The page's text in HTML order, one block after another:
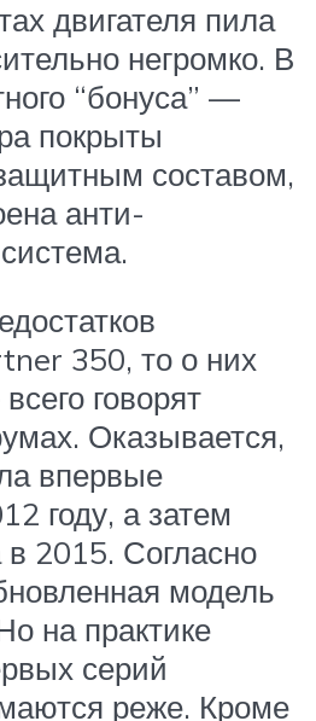
двигателя пила
негромко. В
“бонуса” —
покрыты
составом,
анти-
350, то о них
говорят
Оказывается,
впервые
году, а затем
2015. Согласно
модель
на практике
серий
реже. Кроме